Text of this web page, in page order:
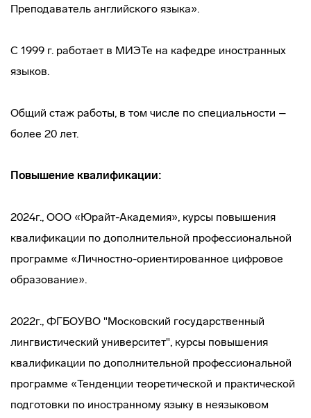
Преподаватель английского языка».
С 1999 г. работает в МИЭТе на кафедре иностранных
языков.
Общий стаж работы, в том числе по специальности –
более 20 лет.
Повышение квалификации:
2024г., ООО «Юрайт-Академия», курсы повышения
квалификации по дополнительной профессиональной
программе «Личностно-ориентированное цифровое
образование».
2022г., ФГБОУВО "Московский государственный
лингвистический университет", курсы повышения
квалификации по дополнительной профессиональной
программе «Тенденции теоретической и практической
подготовки по иностранному языку в неязыковом